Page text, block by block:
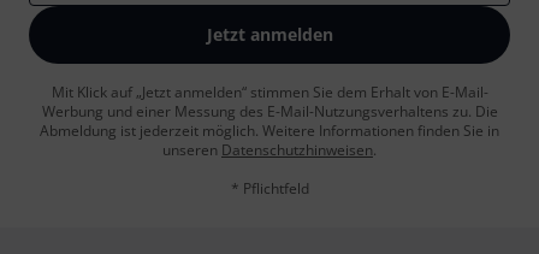
Jetzt anmelden
Mit Klick auf „Jetzt anmelden“ stimmen Sie dem Erhalt von E-Mail-
Werbung und einer Messung des E-Mail-Nutzungsverhaltens zu. Die
Abmeldung ist jederzeit möglich. Weitere Informationen finden Sie in
unseren Datenschutzhinweisen.
* Pflichtfeld